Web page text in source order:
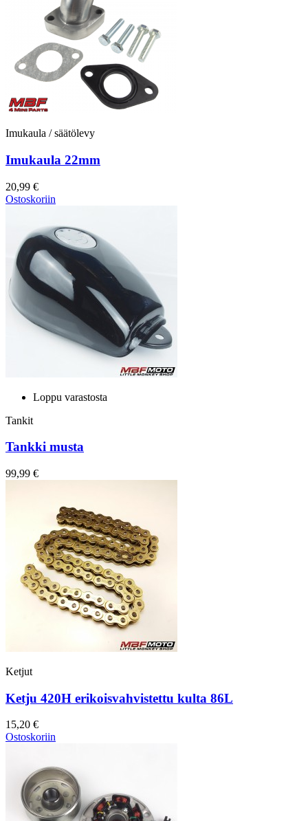
Imukaula / säätölevy
Imukaula 22mm
20,99 €
Ostoskoriin
Loppu varastosta
Tankit
Tankki musta
99,99 €
Ketjut
Ketju 420H erikoisvahvistettu kulta 86L
15,20 €
Ostoskoriin